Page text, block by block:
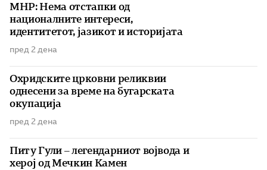
МНР: Нема отстапки од
националните интереси,
идентитетот, јазикот и историјата
пред 2 дена
Охридските црковни реликвии
однесени за време на бугарската
окупација
пред 2 дена
Питу Гули – легендарниот војвода и
херој од Мечкин Камен